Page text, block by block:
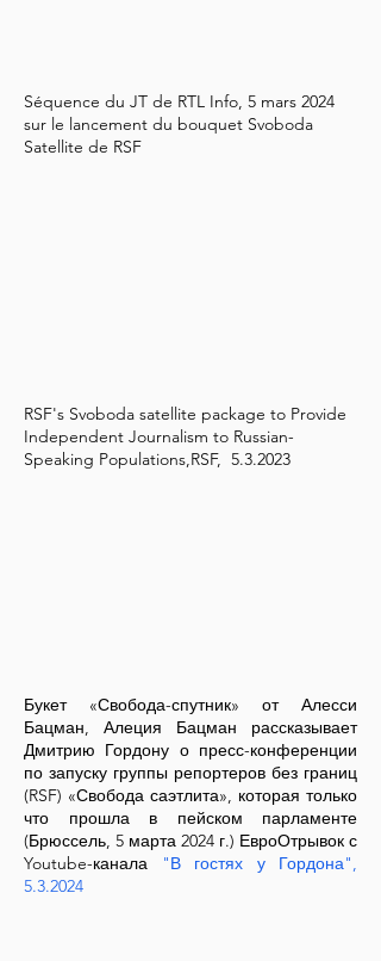
Séquence du JT de RTL Info, 5 mars 2024
sur le lancement du bouquet Svoboda
Satellite de RSF
RSF's Svoboda satellite package to Provide
Independent Journalism to Russian-
Speaking Populations,RSF, 5.3.2023
Букет «Свобода-спутник» от Алесси
Бацман, Алеция Бацман рассказывает
Дмитрию Гордону о пресс-конференции
по запуску группы репортеров без границ
(RSF) «Свобода саэтлита», которая только
что прошла в пейском парламенте
(Брюссель, 5 марта 2024 г.) ЕвроОтрывок с
Youtube-канала
"В гостях у Гордона",
5.3.2024